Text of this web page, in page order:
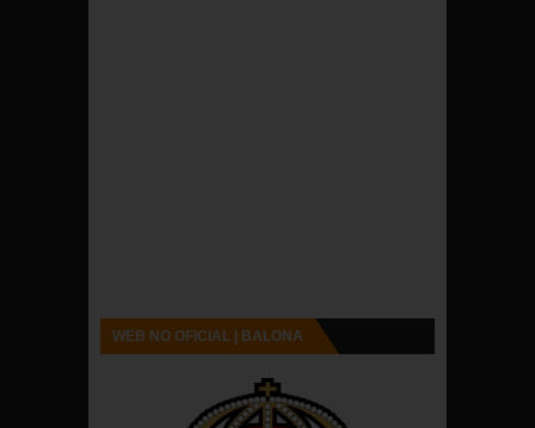
WEB NO OFICIAL | BALONA